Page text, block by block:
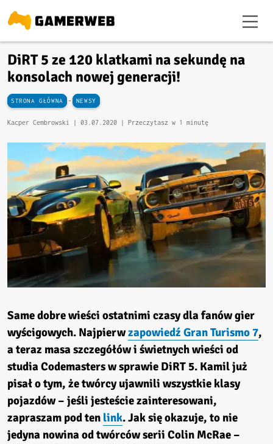
DiRT 5 ze 120 klatkami na sekundę na
konsolach nowej generacji!
STRONA GŁÓWNA - NEWSY
Kacper Cembrowski | 03.07.2020 | Przeczytasz w 1 minutę
Same dobre wieści ostatnimi czasy dla fanów gier
wyścigowych. Najpierwzapowiedź Gran Turismo 7,
a teraz masa szczegółów i świetnych wieści od
studia Codemasters w sprawie DiRT 5. Kamil już
pisał o tym, że twórcy ujawnili wszystkie klasy
pojazdów – jeśli jesteście zainteresowani,
zapraszam pod ten link. Jak się okazuje, to nie
jedyna nowina od twórców serii Colin McRae –